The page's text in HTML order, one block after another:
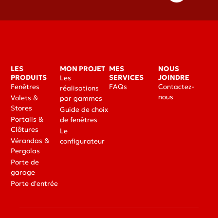
LES
PRODUITS
Fenêtres
Volets &
Stores
Portails &
Clôtures
Vérandas &
Pergolas
Porte de
garage
Porte d'entrée
MON PROJET
Les
réalisations
par gammes
Guide de choix
de fenêtres
Le
configurateur
MES
SERVICES
FAQs
NOUS
JOINDRE
Contactez-
nous